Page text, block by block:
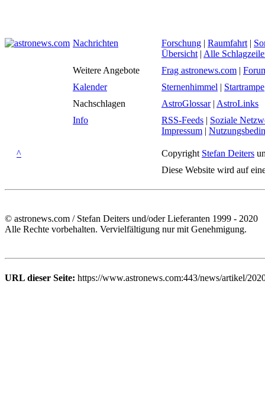
Nachrichten Forschung | Raumfahrt |
Übersicht | Alle
Weitere Angebote
Frag astronews.com |
Kalender
Sternenhimmel | Startrampe
Nachschlagen
AstroGlossar| AstroLinks
Info
RSS-Feeds | Soziale
Impressum |
^ Copyright Stefan Deiters
Diese Website wird auf
© astronews.com / Stefan Deiters und/oder Lieferanten 1999 - 2020
Alle Rechte vorbehalten. Vervielfältigung nur mit Genehmigung.
URL dieser Seite: https://www.astronews.com:443/news/artikel/